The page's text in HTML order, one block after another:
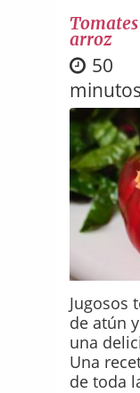
arroz
50
minutos
Jugosos
de atún
una
Una
de toda